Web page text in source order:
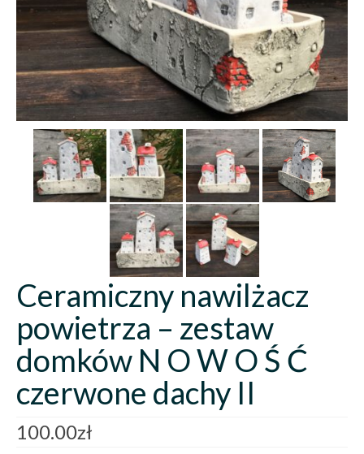
Ceramiczny nawilżacz
powietrza – zestaw
domków N O W O Ś Ć
czerwone dachy II
100.00zł